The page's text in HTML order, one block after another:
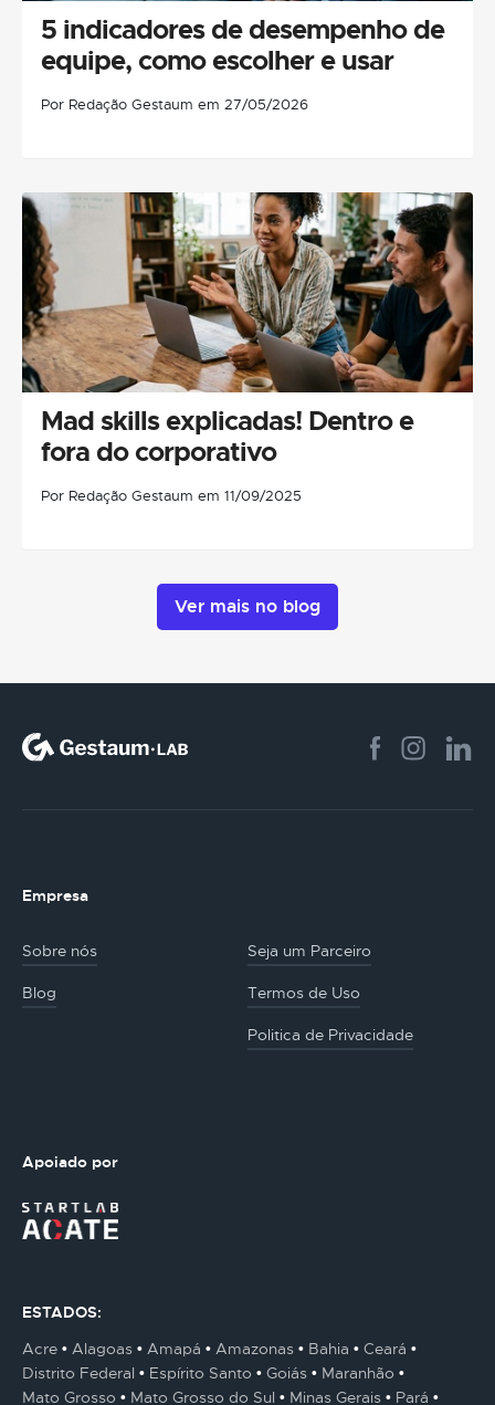
5 indicadores de desempenho de
equipe, como escolher e usar
Por Redação Gestaum em 27/05/2026
Mad skills explicadas! Dentro e
fora do corporativo
Por Redação Gestaum em 11/09/2025
Ver mais no blog
Empresa
Sobre nós Seja um Parceiro
Blog Termos de Uso
Politica de Privacidade
Apoiado por
ESTADOS:
Acre
Alagoas Amapá Amazonas Bahia
Ceará
Distrito Federal
Espírito Santo Goiás
Maranhão
Mato Grosso
Mato Grosso do Sul Minas Gerais Pará